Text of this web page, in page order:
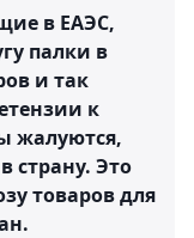
в ЕАЭС,
палки в
и так
к
жалуются,
страну. Это
товаров для